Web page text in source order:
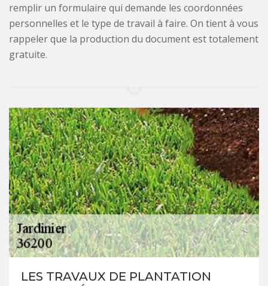
remplir un formulaire qui demande les coordonnées
personnelles et le type de travail à faire. On tient à vous
rappeler que la production du document est totalement
gratuite.
LES TRAVAUX DE PLANTATION